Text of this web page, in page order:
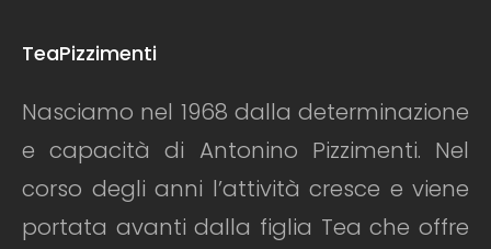
TeaPizzimenti
Nasciamo nel 1968 dalla determinazione
e capacità di Antonino Pizzimenti. Nel
corso degli anni l’attività cresce e viene
portata avanti dalla figlia Tea che offre